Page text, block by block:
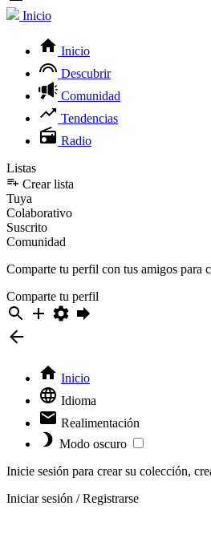
Inicio
Inicio
Descubrir
Comunidad
Tendencias
Radio
Listas
Crear lista
Tuya
Colaborativo
Suscrito
Comunidad
Comparte tu perfil con tus amigos para
Comparte tu perfil
Inicio
Idioma
Realimentación
Modo oscuro
Inicie sesión para crear su colección,
Iniciar sesión / Registrarse